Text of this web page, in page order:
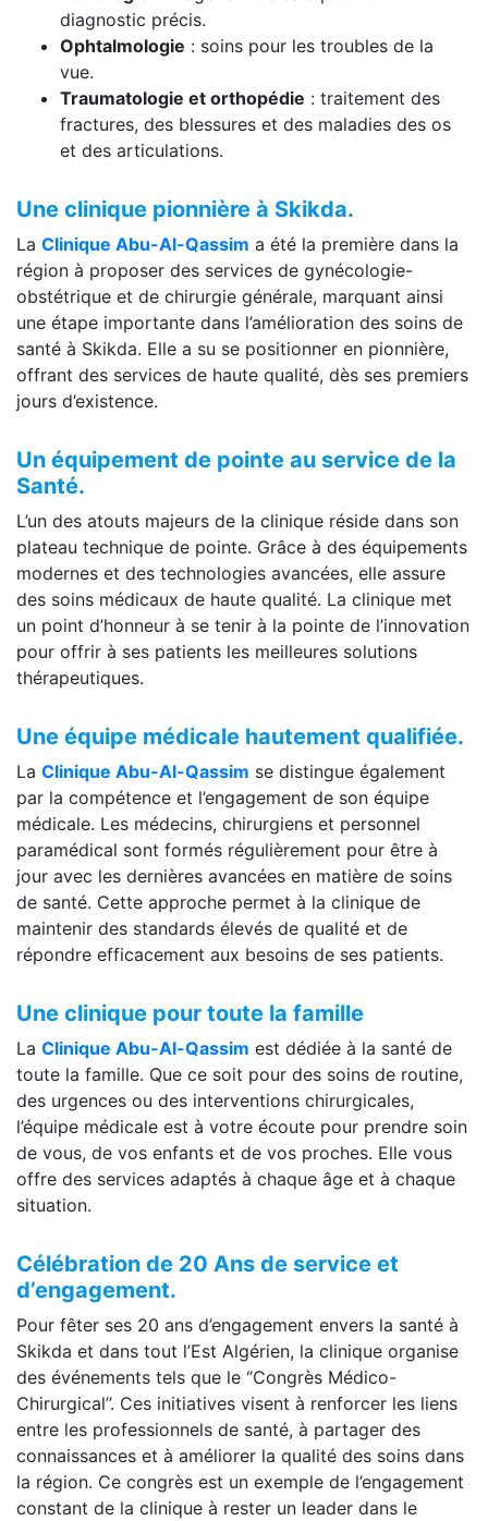
diagnostic précis.
Ophtalmologie : soins pour les troubles de la
vue.
Traumatologie et orthopédie : traitement des
fractures, des blessures et des maladies des os
et des articulations.
Une clinique pionnière à Skikda.
La Clinique Abu-Al-Qassim a été la première dans la
région à proposer des services de gynécologie-
obstétrique et de chirurgie générale, marquant ainsi
une étape importante dans l’amélioration des soins de
santé à Skikda. Elle a su se positionner en pionnière,
offrant des services de haute qualité, dès ses premiers
jours d’existence.
Un équipement de pointe au service de la
Santé.
L’un des atouts majeurs de la clinique réside dans son
plateau technique de pointe. Grâce à des équipements
modernes et des technologies avancées, elle assure
des soins médicaux de haute qualité. La clinique met
un point d’honneur à se tenir à la pointe de l’innovation
pour offrir à ses patients les meilleures solutions
thérapeutiques.
Une équipe médicale hautement qualifiée.
La Clinique Abu-Al-Qassim se distingue également
par la compétence et l’engagement de son équipe
médicale. Les médecins, chirurgiens et personnel
paramédical sont formés régulièrement pour être à
jour avec les dernières avancées en matière de soins
de santé. Cette approche permet à la clinique de
maintenir des standards élevés de qualité et de
répondre efficacement aux besoins de ses patients.
Une clinique pour toute la famille
La Clinique Abu-Al-Qassim est dédiée à la santé de
toute la famille. Que ce soit pour des soins de routine,
des urgences ou des interventions chirurgicales,
l’équipe médicale est à votre écoute pour prendre soin
de vous, de vos enfants et de vos proches. Elle vous
offre des services adaptés à chaque âge et à chaque
situation.
Célébration de 20 Ans de service et
d’engagement.
Pour fêter ses 20 ans d’engagement envers la santé à
Skikda et dans tout l’Est Algérien, la clinique organise
des événements tels que le ‘’Congrès Médico-
Chirurgical’’. Ces initiatives visent à renforcer les liens
entre les professionnels de santé, à partager des
connaissances et à améliorer la qualité des soins dans
la région. Ce congrès est un exemple de l’engagement
constant de la clinique à rester un leader dans le